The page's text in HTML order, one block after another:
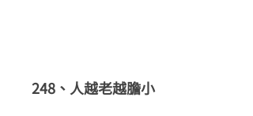
248、人越老越膽小